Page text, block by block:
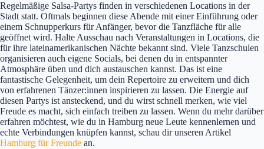
Regelmäßige Salsa-Partys finden in verschiedenen Locations in der
Stadt statt. Oftmals beginnen diese Abende mit einer Einführung oder
einem Schnupperkurs für Anfänger, bevor die Tanzfläche für alle
geöffnet wird. Halte Ausschau nach Veranstaltungen in Locations, die
für ihre lateinamerikanischen Nächte bekannt sind. Viele Tanzschulen
organisieren auch eigene Socials, bei denen du in entspannter
Atmosphäre üben und dich austauschen kannst. Das ist eine
fantastische Gelegenheit, um dein Repertoire zu erweitern und dich
von erfahrenen Tänzer:innen inspirieren zu lassen. Die Energie auf
diesen Partys ist ansteckend, und du wirst schnell merken, wie viel
Freude es macht, sich einfach treiben zu lassen. Wenn du mehr darüber
erfahren möchtest, wie du in Hamburg neue Leute kennenlernen und
echte Verbindungen knüpfen kannst, schau dir unseren Artikel
Hamburg für Freunde an.